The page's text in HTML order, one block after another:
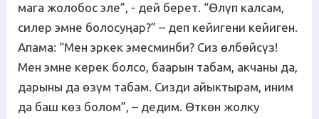
мага жолобос эле”, - дей берет. “Өлүп калсам,
силер эмне болосуңар?” – деп кейигени кейиген.
Апама: “Мен эркек эмесминби? Сиз өлбөйсүз!
Мен эмне керек болсо, баарын табам, акчаны да,
дарыны да өзүм табам. Сизди айыктырам, иним
да баш көз болом”, – дедим. Өткөн жолку